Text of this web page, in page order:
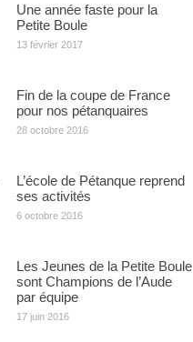
Une année faste pour la
Petite Boule
13 février 2017
Fin de la coupe de France
pour nos pétanquaires
28 octobre 2016
L’école de Pétanque reprend
ses activités
6 octobre 2016
Les Jeunes de la Petite Boule
sont Champions de l’Aude
par équipe
17 juin 2016